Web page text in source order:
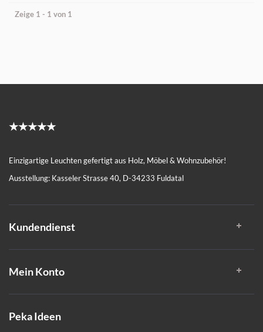
Zeige 1 - 1 von 1
★★★★★
Einzigartige Leuchten gefertigt aus Holz, Möbel & Wohnzubehör!
Ausstellung: Kasseler Strasse 40, D-34233 Fuldatal
Kundendienst
Mein Konto
Peka Ideen